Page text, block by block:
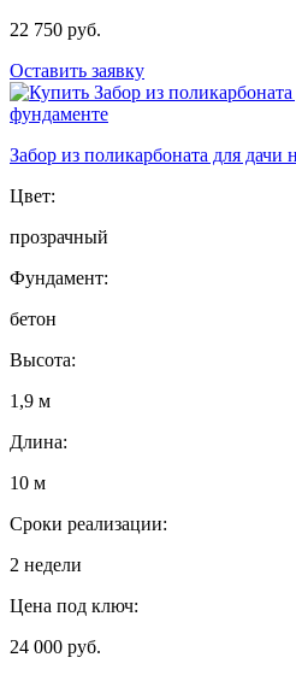
22 750 руб.
Оставить заявку
Забор из поликарбоната для
Цвет:
прозрачный
Фундамент:
бетон
Высота:
1,9 м
Длина:
10 м
Сроки реализации:
2 недели
Цена под ключ:
24 000 руб.